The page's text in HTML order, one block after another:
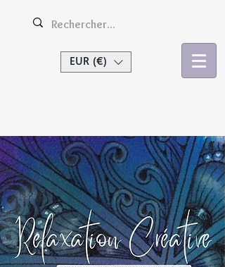
EUR (€)